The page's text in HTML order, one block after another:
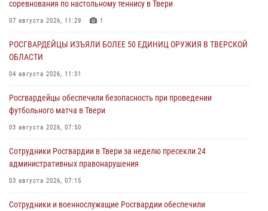
соревнования по настольному теннису в Твери
07 августа 2026, 11:29 1
РОСГВАРДЕЙЦЫ ИЗЪЯЛИ БОЛЕЕ 50 ЕДИНИЦ ОРУЖИЯ В ТВЕРСКОЙ
ОБЛАСТИ
04 августа 2026, 11:31
Росгвардейцы обеспечили безопасность при проведении
футбольного матча в Твери
03 августа 2026, 07:50
Сотрудники Росгвардии в Твери за неделю пресекли 24
административных правонарушения
03 августа 2026, 07:15
Сотрудники и военнослужащие Росгвардии обеспечили